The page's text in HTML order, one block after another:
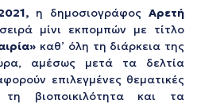
η δημοσιογράφος Αρετή
μίνι εκπομπών με τίτλο
καθ’ όλη τη διάρκεια της
αμέσως μετά τα δελτία
επιλεγμένες θεματικές
βιοποικιλότητα και τα